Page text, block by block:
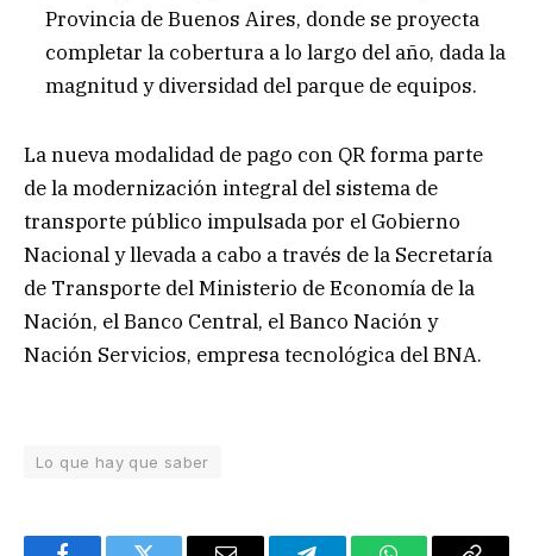
Provincia de Buenos Aires, donde se proyecta
completar la cobertura a lo largo del año, dada la
magnitud y diversidad del parque de equipos.
La nueva modalidad de pago con QR forma parte
de la modernización integral del sistema de
transporte público impulsada por el Gobierno
Nacional y llevada a cabo a través de la Secretaría
de Transporte del Ministerio de Economía de la
Nación, el Banco Central, el Banco Nación y
Nación Servicios, empresa tecnológica del BNA.
Lo que hay que saber